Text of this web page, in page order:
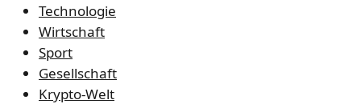
Technologie
Wirtschaft
Sport
Gesellschaft
Krypto-Welt